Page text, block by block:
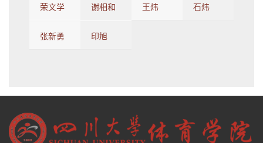
荣文学 谢相和 王炜 石炜
张新勇 印旭